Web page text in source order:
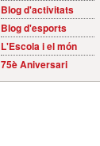
Blog d'activitats
Blog d'esports
L'Escola i el món
75è Aniversari